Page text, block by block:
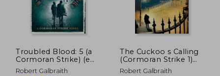
50%
dcto.
$ 83.341
$ 41.671
40%
dcto.
Troubled Blood: 5 (a
Cormoran Strike) (en
Inglés)
Robert Galbraith
The Cuckoo s Calling
(Cormoran Strike 1)
(en Inglés)
Robert Galbraith